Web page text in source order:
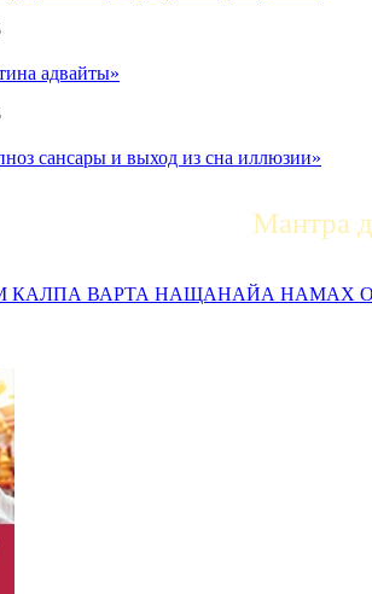
адвайты»
сансары и выход из сна иллюзии»
Мантра
КАЛПА ВАРТА НАЩАНАЙА НАМАХ ОМ